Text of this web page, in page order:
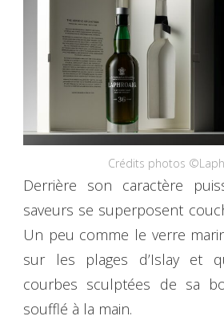
Crédits photos
Derrière son caractère
saveurs se superposent
Un peu comme le verre
sur les plages d’Islay et
courbes sculptées de sa
soufflé à la main.